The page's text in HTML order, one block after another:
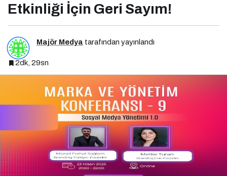
Etkinliği İçin Geri Sayım!
Majör Medya tarafından yayınlandı
2dk, 29sn